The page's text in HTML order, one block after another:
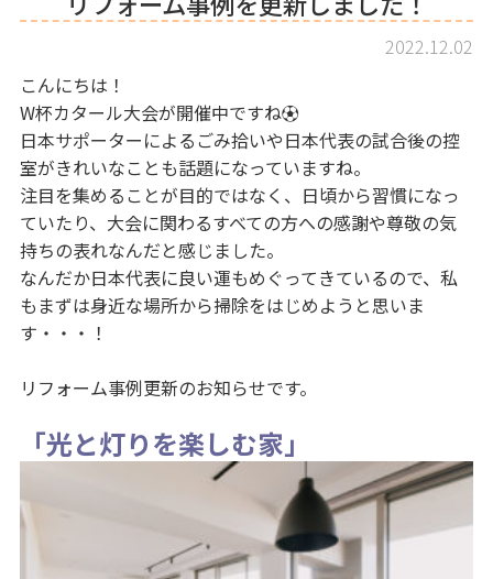
2022.12.02
こんにちは！
W杯カタール大会が開催中ですね⚽
日本サポーターによるごみ拾いや日本代表の試合後の控
室がきれいなことも話題になっていますね。
注目を集めることが目的ではなく、日頃から習慣になっ
ていたり、大会に関わるすべての方への感謝や尊敬の気
持ちの表れなんだと感じました。
なんだか日本代表に良い運もめぐってきているので、私
もまずは身近な場所から掃除をはじめようと思いま
す・・・！
リフォーム事例更新のお知らせです。
「光と灯りを楽しむ家」